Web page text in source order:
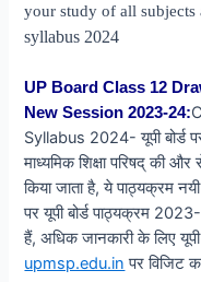
your study of all
syllabus 2024
UP Board Class 12
New Session2023-24:
Syllabus 2024- यूपी बोर्ड
माध्यमिक शिक्षा परिषद् की
किया जाता है, ये पाठ्यक्रम
पर यूपी बोर्ड पाठ्यक्रम
हैं, अधिक जानकारी के लिए
upmsp.edu.in पर विजिट